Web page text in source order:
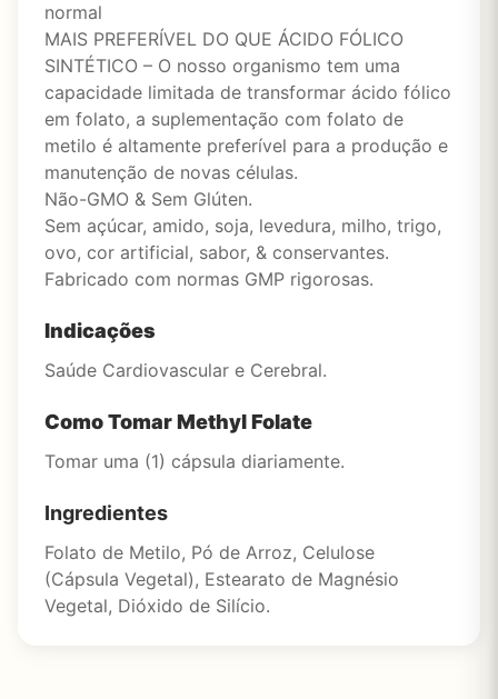
normal
MAIS PREFERÍVEL DO QUE ÁCIDO FÓLICO
SINTÉTICO – O nosso organismo tem uma
capacidade limitada de transformar ácido fólico
em folato, a suplementação com folato de
metilo é altamente preferível para a produção e
manutenção de novas células.
Não-GMO & Sem Glúten.
Sem açúcar, amido, soja, levedura, milho, trigo,
ovo, cor artificial, sabor, & conservantes.
Fabricado com normas GMP rigorosas.
Indicações
Saúde Cardiovascular e Cerebral.
Como Tomar Methyl Folate
Tomar uma (1) cápsula diariamente.
Ingredientes
Folato de Metilo, Pó de Arroz, Celulose
(Cápsula Vegetal), Estearato de Magnésio
Vegetal, Dióxido de Silício.